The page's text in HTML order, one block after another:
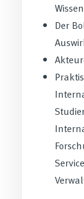
Der